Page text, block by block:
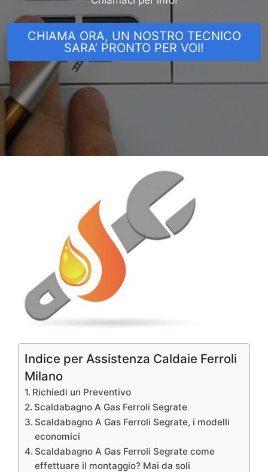
CHIAMA ORA, UN NOSTRO TECNICO
SARA’ PRONTO PER VOI!
Indice per Assistenza Caldaie Ferroli
Milano
Richiedi un Preventivo
Scaldabagno A Gas Ferroli Segrate
Scaldabagno A Gas Ferroli Segrate, i modelli
economici
Scaldabagno A Gas Ferroli Segrate come
effettuare il montaggio? Mai da soli